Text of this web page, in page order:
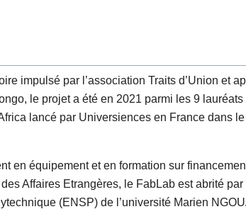
impulsé par l’association Traits d’Union et
le projet a été en 2021 parmi les 9 lauréats
lancé par Universiences en France dans le
en équipement et en formation sur
Affaires Etrangères, le FabLab est abrité par
(ENSP) de l’université Marien